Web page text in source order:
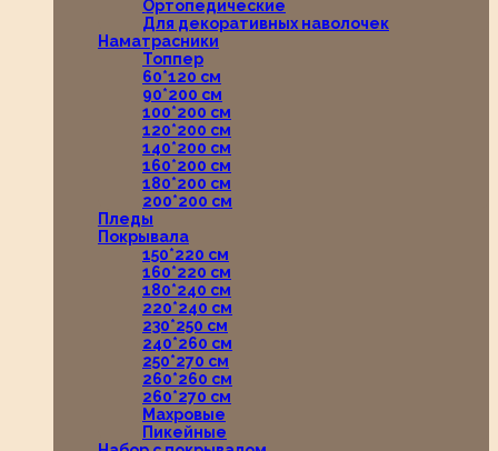
Ортопедические
Для декоративных наволочек
Наматрасники
Топпер
60*120 см
90*200 см
100*200 см
120*200 см
140*200 см
160*200 см
180*200 см
200*200 см
Пледы
Покрывала
150*220 см
160*220 см
180*240 см
220*240 см
230*250 см
240*260 см
250*270 см
260*260 см
260*270 см
Махровые
Пикейные